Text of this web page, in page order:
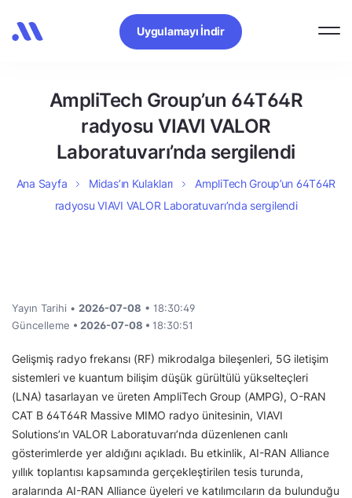
Uygulamayı İndir
AmpliTech Group’un 64T64R
radyosu VIAVI VALOR
Laboratuvarı’nda sergilendi
Ana Sayfa Midas’ın Kulakları
AmpliTech Group’un 64T64R
radyosu VIAVI VALOR Laboratuvarı’nda sergilendi
Yayın Tarihi • 2026-07-08 • 18:30:49
Güncelleme • 2026-07-08 • 18:30:51
Gelişmiş radyo frekansı (RF) mikrodalga bileşenleri, 5G iletişim
sistemleri ve kuantum bilişim düşük gürültülü yükselteçleri
(LNA) tasarlayan ve üreten AmpliTech Group (AMPG), O-RAN
CAT B 64T64R Massive MIMO radyo ünitesinin, VIAVI
Solutions’ın VALOR Laboratuvarı’nda düzenlenen canlı
gösterimlerde yer aldığını açıkladı. Bu etkinlik, AI-RAN Alliance
yıllık toplantısı kapsamında gerçekleştirilen tesis turunda,
aralarında AI-RAN Alliance üyeleri ve katılımcıların da bulunduğu